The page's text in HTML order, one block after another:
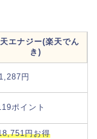
エナジー(楽天でん
き)
円
ポイント
円お得